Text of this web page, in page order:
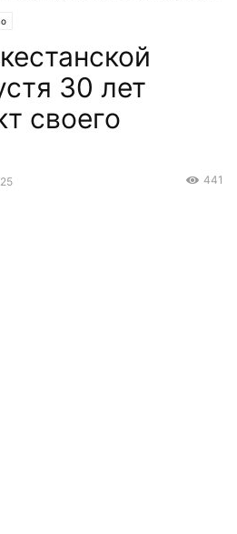
30 лет
своего
441